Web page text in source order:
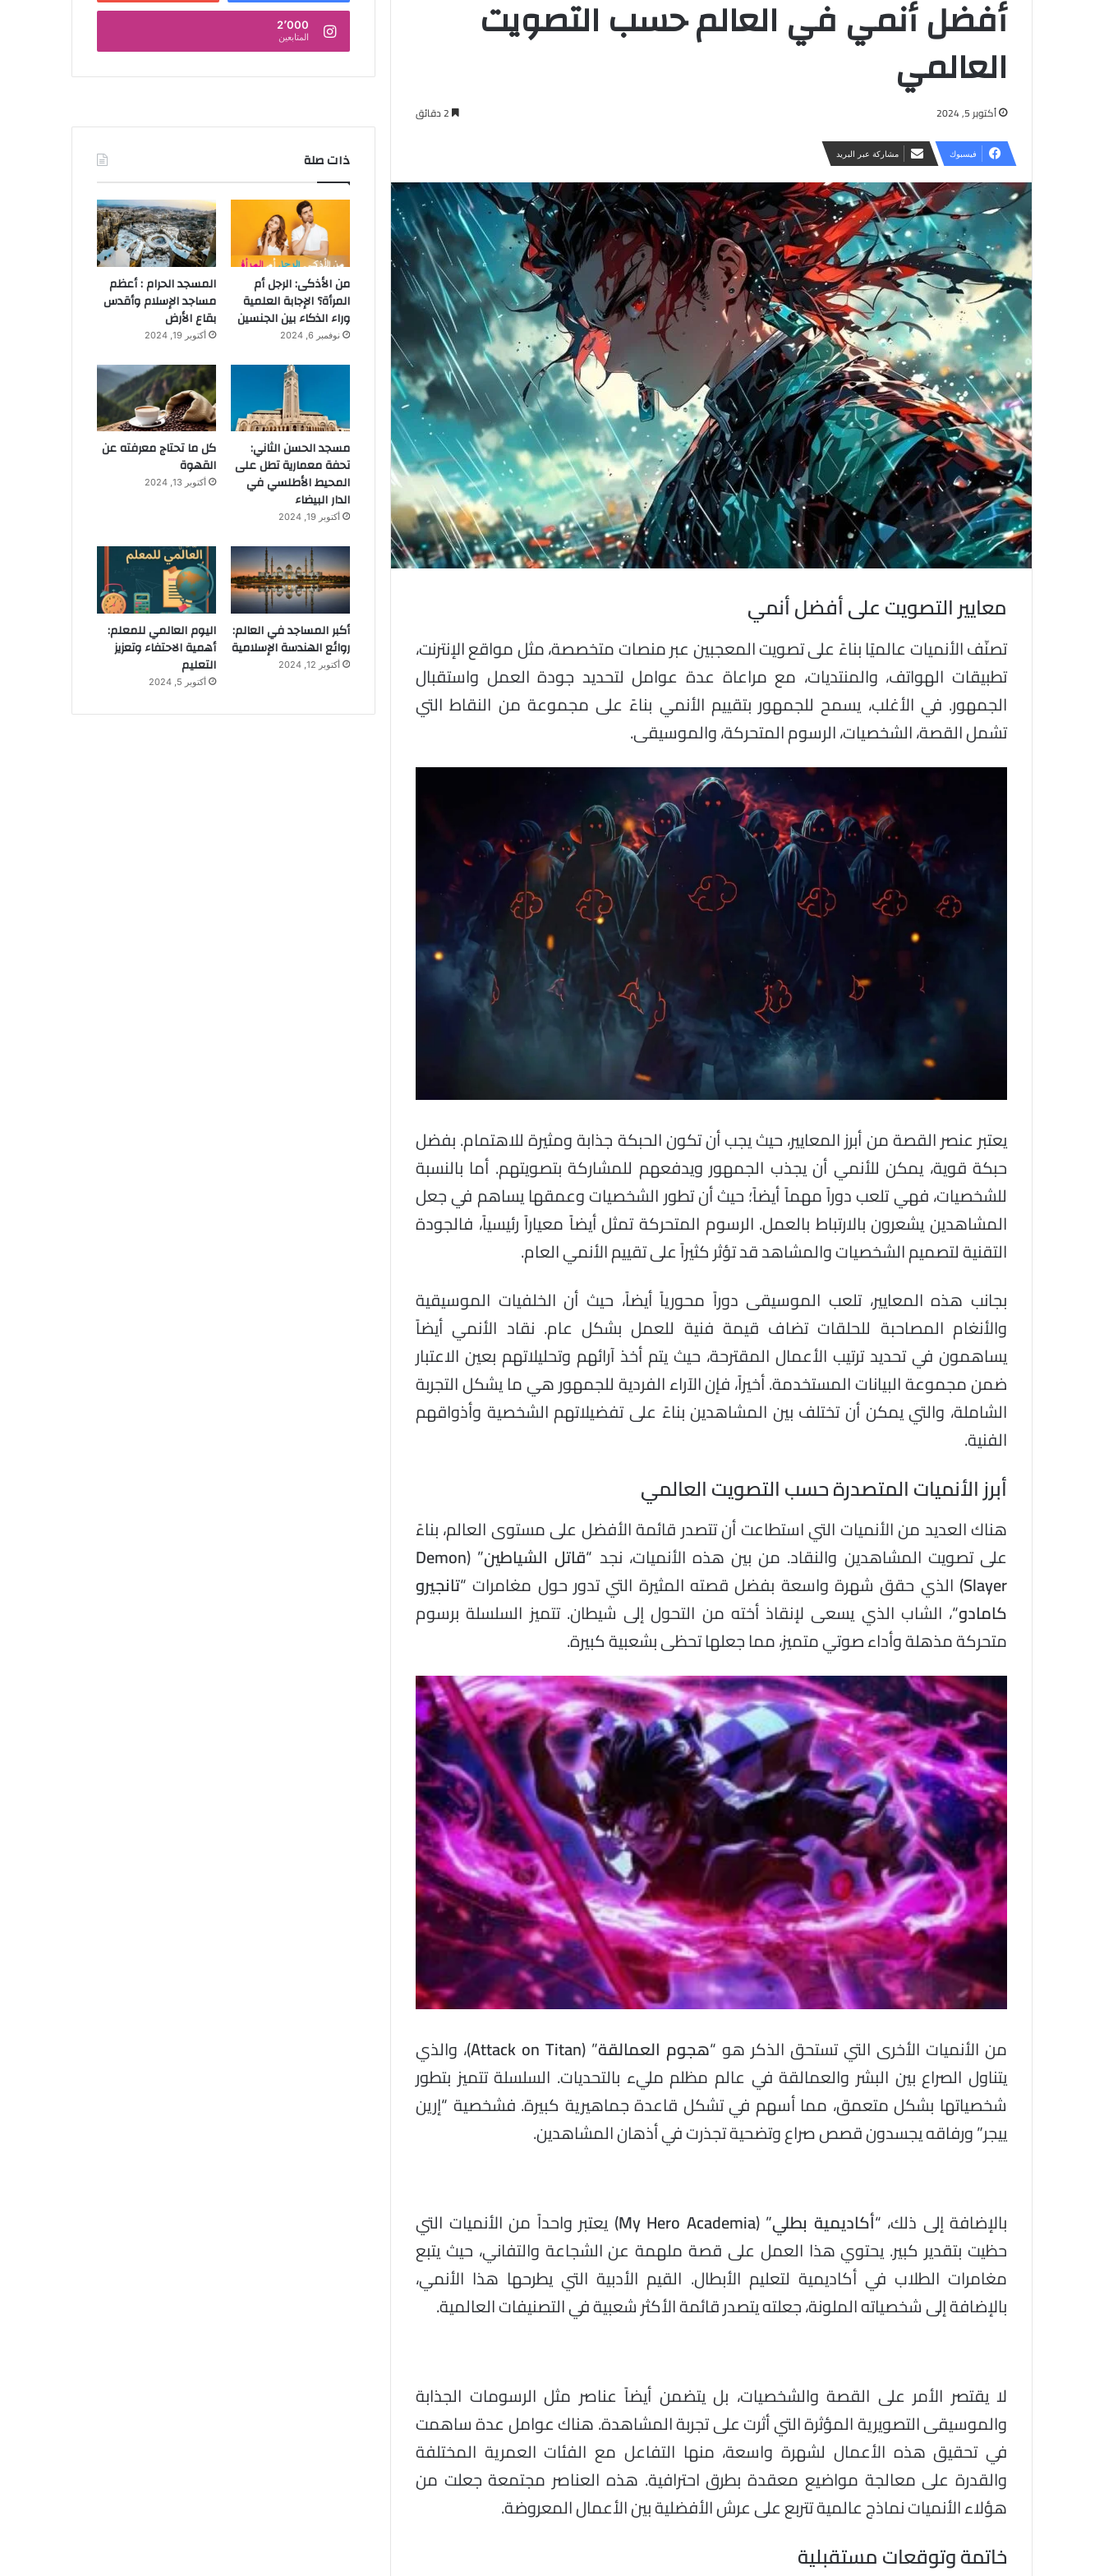
أفضل أنمي في العالم حسب التصويت
العالمي
أكتوبر 5, 2024
فيسبوك مشاركة عبر البريد
معايير التصويت على أفضل أنمي
تصنّف الأنميات عالميًا بناءً على تصويت المعجبين عبر منصات متخصصة، مثل مواقع الإنترنت،
تطبيقات الهواتف، والمنتديات، مع مراعاة عدة عوامل لتحديد جودة العمل واستقبال
الجمهور. في الأغلب، يسمح للجمهور بتقييم الأنمي بناءً على مجموعة من النقاط التي
تشمل القصة، الشخصيات، الرسوم المتحركة، والموسيقى.
يعتبر عنصر القصة من أبرز المعايير، حيث يجب أن تكون الحبكة جذابة ومثيرة للاهتمام. بفضل
حبكة قوية، يمكن للأنمي أن يجذب الجمهور ويدفعهم للمشاركة بتصويتهم. أما بالنسبة
للشخصيات، فهي تلعب دوراً مهماً أيضاً؛ حيث أن تطور الشخصيات وعمقها يساهم في جعل
المشاهدين يشعرون بالارتباط بالعمل. الرسوم المتحركة تمثل أيضاً معياراً رئيسياً، فالجودة
التقنية لتصميم الشخصيات والمشاهد قد تؤثر كثيراً على تقييم الأنمي العام.
بجانب هذه المعايير، تلعب الموسيقى دوراً محورياً أيضاً، حيث أن الخلفيات الموسيقية
والأنغام المصاحبة للحلقات تضاف قيمة فنية للعمل بشكل عام. نقاد الأنمي أيضاً
يساهمون في تحديد ترتيب الأعمال المقترحة، حيث يتم أخذ آرائهم وتحليلاتهم بعين الاعتبار
ضمن مجموعة البيانات المستخدمة. أخيراً، فإن الآراء الفردية للجمهور هي ما يشكل التجربة
الشاملة، والتي يمكن أن تختلف بين المشاهدين بناءً على تفضيلاتهم الشخصية وأذواقهم
الفنية.
أبرز الأنميات المتصدرة حسب التصويت العالمي
هناك العديد من الأنميات التي استطاعت أن تتصدر قائمة الأفضل على مستوى العالم، بناءً
على تصويت المشاهدين والنقاد. من بين هذه الأنميات، نجد “قاتل الشياطين” (
Demon
Slayer) الذي حقق شهرة واسعة بفضل قصته المثيرة التي تدور حول مغامرات “تانجيرو
كامادو“، الشاب الذي يسعى لإنقاذ أخته من التحول إلى شيطان. تتميز السلسلة برسوم
متحركة مذهلة وأداء صوتي متميز، مما جعلها تحظى بشعبية كبيرة.
من الأنميات الأخرى التي تستحق الذكر هو “هجوم العمالقة” (
Attack on Titan)، والذي
يتناول الصراع بين البشر والعمالقة في عالم مظلم مليء بالتحديات. السلسلة تتميز بتطور
شخصياتها بشكل متعمق، مما أسهم في تشكل قاعدة جماهيرية كبيرة. فشخصية “إرين
ييجر” ورفاقه يجسدون قصص صراع وتضحية تجذرت في أذهان المشاهدين.
بالإضافة إلى ذلك، “أكاديمية بطلي” (
My Hero Academia) يعتبر واحداً من الأنميات التي
حظيت بتقدير كبير. يحتوي هذا العمل على قصة ملهمة عن الشجاعة والتفاني، حيث يتبع
مغامرات الطلاب في أكاديمية لتعليم الأبطال. القيم الأدبية التي يطرحها هذا الأنمي،
بالإضافة إلى شخصياته الملونة، جعلته يتصدر قائمة الأكثر شعبية في التصنيفات العالمية.
لا يقتصر الأمر على القصة والشخصيات، بل يتضمن أيضاً عناصر مثل الرسومات الجذابة
والموسيقى التصويرية المؤثرة التي أثرت على تجربة المشاهدة. هناك عوامل عدة ساهمت
في تحقيق هذه الأعمال لشهرة واسعة، منها التفاعل مع الفئات العمرية المختلفة
والقدرة على معالجة مواضيع معقدة بطرق احترافية. هذه العناصر مجتمعة جعلت من
هؤلاء الأنميات نماذج عالمية تتربع على عرش الأفضلية بين الأعمال المعروضة.
خاتمة وتوقعات مستقبلية
2٬000
المتابعين
ذات صلة
من الأذكى: الرجل أم
المرأة؟ الإجابة العلمية
وراء الذكاء بين الجنسين
نوفمبر 6, 2024
المسجد الحرام : أعظم
مساجد الإسلام وأقدس
بقاع الأرض
أكتوبر 19, 2024
مسجد الحسن الثاني:
تحفة معمارية تطل على
المحيط الأطلسي في
الدار البيضاء
أكتوبر 19, 2024
كل ما تحتاج معرفته عن
القهوة
أكتوبر 13, 2024
أكبر المساجد في العالم:
روائع الهندسة الإسلامية
أكتوبر 12, 2024
اليوم العالمي للمعلم:
أهمية الاحتفاء وتعزيز
التعليم
أكتوبر 5, 2024